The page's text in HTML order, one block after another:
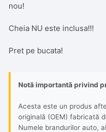
nou!
Cheia NU este inclusa!!!
Pret pe bucata!
Notă importantă privind
Acesta este un produs
originală (OEM) fabricată
Numele brandurilor auto,